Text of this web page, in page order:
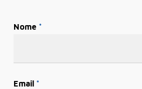
Nome *
Email *